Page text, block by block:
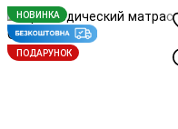
НОВИНКА
ПОДАРУНОК